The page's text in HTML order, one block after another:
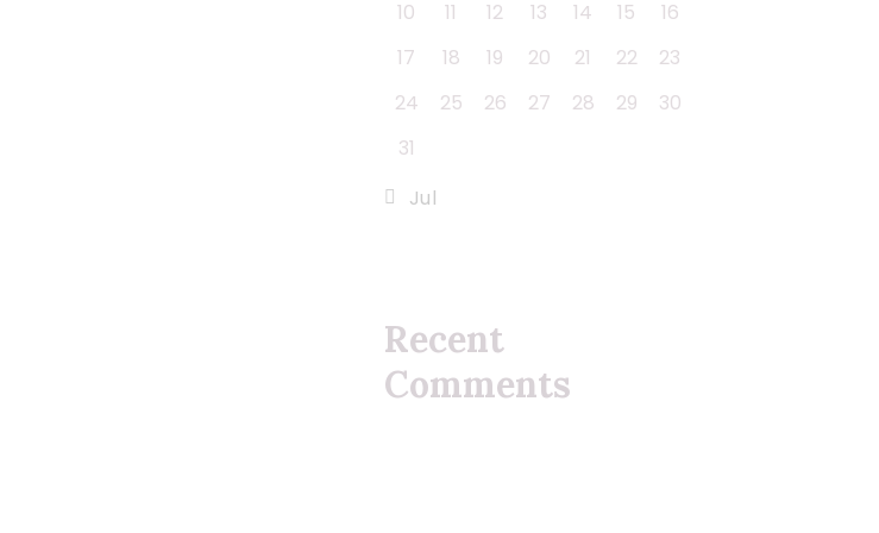
10
11 12 13 14 15
16
17
18 19 20 21 22
23
24
25 26 27 28 29
30
31
« Jul
Recent
Comments